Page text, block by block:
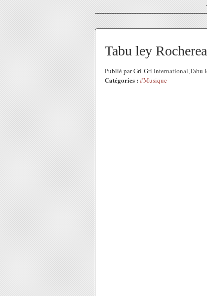
Tabu ley
Publié par Gri-Gri International,Tabu
Catégories : #Musique